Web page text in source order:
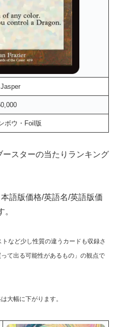
ボウ・Foil版
ースターの当たりランキング
語版価格/英語名/英語版価
など少し性質の違うカードも収録さ
て出る可能性があるもの」の観点で
大幅に下がります。